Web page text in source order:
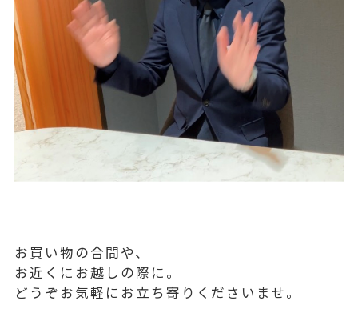
お買い物の合間や、
お近くにお越しの際に。
どうぞお気軽にお立ち寄りくださいませ。